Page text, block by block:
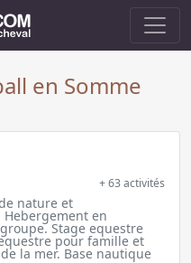
en Somme
+ 63 activités
nature et
en
Stage equestre
pour famille et
la mer. Base nautique